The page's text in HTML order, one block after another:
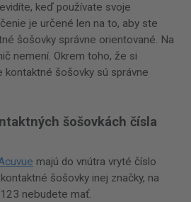
keď používate svoje
je určené len na to, aby ste
šošovky správne orientované. Na
nemení. Okrem toho, že si
šošovky sú správne
šošovkách čísla
majú do vnútra vryté číslo
šošovky inej značky, na
nebudete mať.